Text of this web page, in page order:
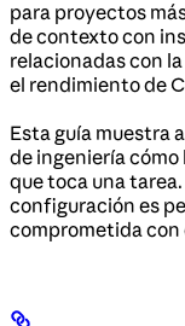
para proyectos
de contexto con
relacionadas con
el rendimiento de
Esta guía muestra
de ingeniería
que toca una
configuración es
comprometida con